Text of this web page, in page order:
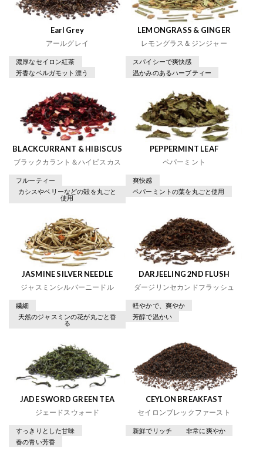
Earl Grey
アールグレイ
濃厚なセイロン紅茶
芳香なベルガモット漂う
LEMONGRASS & GINGER
レモングラス＆ジンジャー
スパイシーで爽快感
温かみのあるハーブティー
BLACKCURRANT & HIBISCUS
ブラックカラント＆ハイビスカス
フルーティー
カシスやベリーなどの殻を丸ごと
使用
PEPPERMINT LEAF
ペパーミント
爽快感
ペパーミントの葉を丸ごと使用
JASMINE SILVER NEEDLE
ジャスミンシルバーニードル
繊細
天然のジャスミンの花が丸ごと香
る
DARJEELING 2ND FLUSH
ダージリンセカンドフラッシュ
軽やかで、爽やか
芳醇で温かい
JADE SWORD GREEN TEA
ジェードスウォード
すっきりとした甘味
春の青い芳香
CEYLON BREAKFAST
セイロンブレックファースト
新鮮でリッチ 非常に爽やか